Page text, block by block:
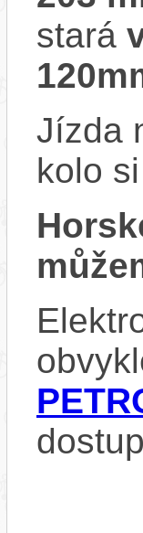
stará
Jízda
kolo